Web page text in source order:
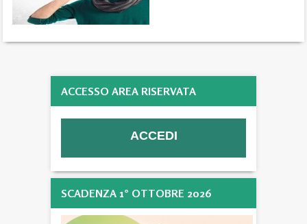
ACCESSO AREA RISERVATA
SCADENZA 1° OTTOBRE 2026